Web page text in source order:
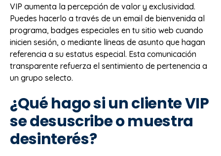
VIP aumenta la percepción de valor y exclusividad.
Puedes hacerlo a través de un email de bienvenida al
programa, badges especiales en tu sitio web cuando
inicien sesión, o mediante líneas de asunto que hagan
referencia a su estatus especial. Esta comunicación
transparente refuerza el sentimiento de pertenencia a
un grupo selecto.
¿Qué hago si un cliente VIP
se desuscribe o muestra
desinterés?